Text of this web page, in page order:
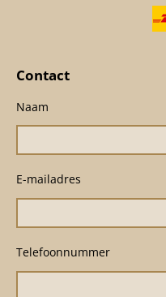
Contact
Naam
E-mailadres
Telefoonnummer